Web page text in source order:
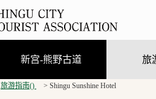
新宫-熊野古道
关于新宫市
熊野三山
熊野古道
旅
旅游指南() Shingu Sunshine Hotel